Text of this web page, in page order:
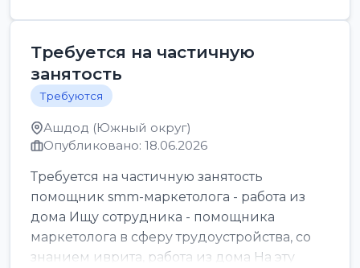
Требуется на частичную
занятость
Требуются
Ашдод (Южный округ)
Опубликовано: 18.06.2026
Требуется на частичную занятость
помощник smm-маркетолога - работа из
дома Ищу сотрудника - помощника
маркетолога в сферу трудоустройства, со
знанием иврита, работа из дома На эту